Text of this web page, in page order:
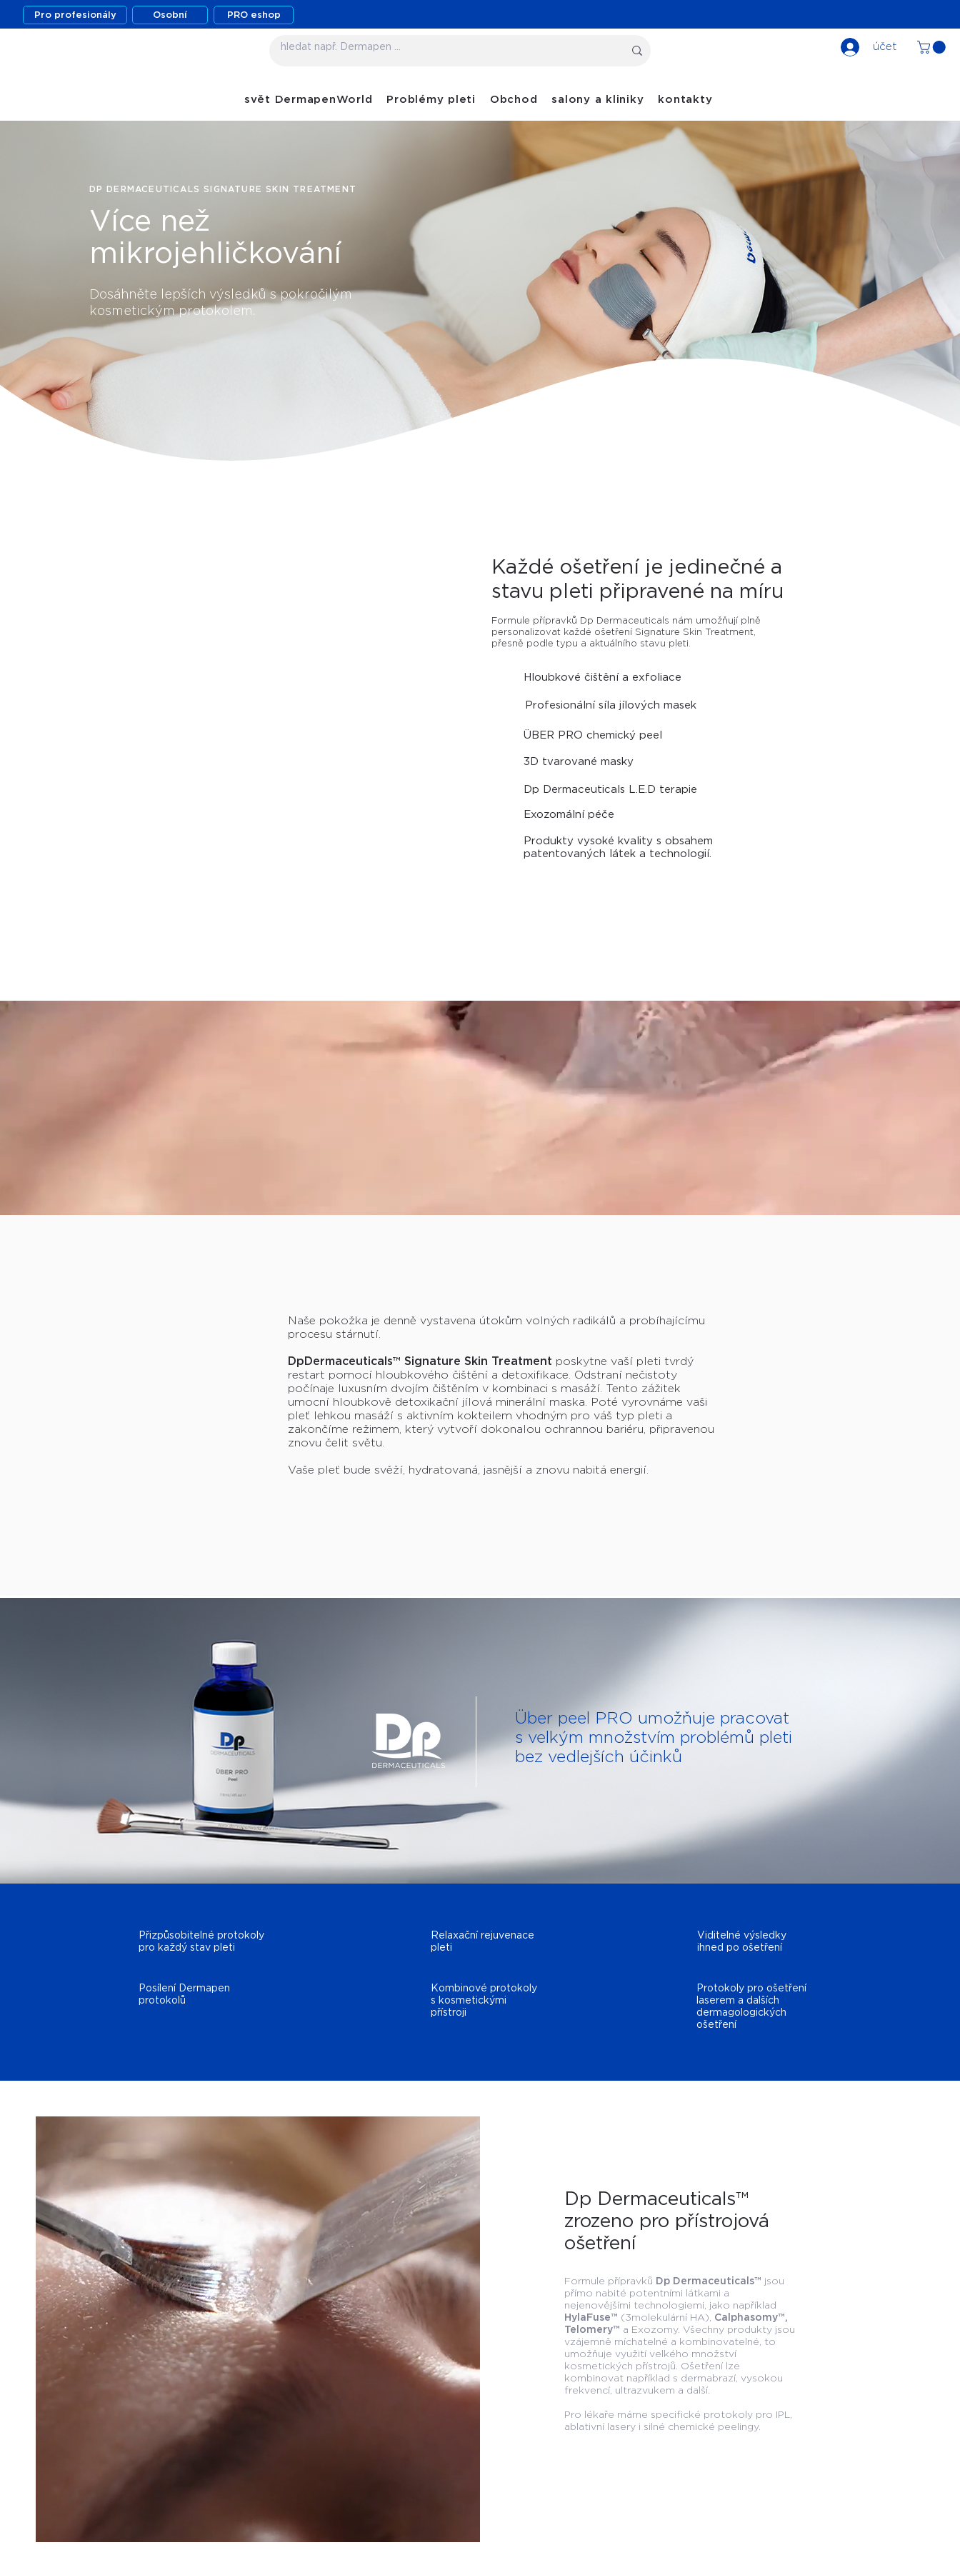
Pro profesionály Osobní PRO eshop
účet
svět DermapenWorld Problémy pleti Obchod salony a kliniky kontakty
DP DERMACEUTICALS SIGNATURE SKIN TREATMENT
Více než
mikrojehličkování
Dosáhněte lepších výsledků s pokročilým
kosmetickým protokolem.
Každé ošetření je jedinečné a
stavu pleti připravené na míru
Formule přípravků Dp Dermaceuticals nám umožňují plně
personalizovat každé ošetření Signature Skin Treatment,
přesně podle typu a aktuálního stavu pleti.
Hloubkové čištění a exfoliace
Profesionální síla jílových masek
ÜBER PRO chemický peel
3D tvarované masky
Dp Dermaceuticals L.E.D terapie
Exozomální péče
Produkty vysoké kvality s obsahem
patentovaných látek a technologií.
Naše pokožka je denně vystavena útokům volných radikálů a probíhajícímu
procesu stárnutí.
DpDermaceuticals™ Signature Skin Treatment poskytne vaší pleti tvrdý
restart pomocí hloubkového čištění a detoxifikace. Odstraní nečistoty
počínaje luxusním dvojím čištěním v kombinaci s masáží. Tento zážitek
umocní hloubkově detoxikační jílová minerální maska. Poté vyrovnáme vaši
pleť lehkou masáží s aktivním kokteilem vhodným pro váš typ pleti a
zakončíme režimem, který vytvoří dokonalou ochrannou bariéru, připravenou
znovu čelit světu.
Vaše pleť bude svěží, hydratovaná, jasnější a znovu nabitá energií.
Über peel PRO umožňuje pracovat
s velkým množstvím problémů pleti
bez vedlejších účinků
Přizpůsobitelné protokoly
pro každý stav pleti
Posílení Dermapen
protokolů
Relaxační rejuvenace
pleti
Kombinové protokoly
s kosmetickými
přístroji
Viditelné výsledky
ihned po ošetření
Protokoly pro ošetření
laserem a dalších
dermagologických
ošetření
Dp Dermaceuticals™
zrozeno pro přístrojová
ošetření
Formule přípravků Dp Dermaceuticals™ jsou
přímo nabité potentními látkami a
nejenovějšími technologiemi, jako například
HylaFuse ™ (3molekulární HA), Calphasomy™,
Telomery™ a Exozomy. Všechny produkty jsou
vzájemně míchatelné a kombinovatelné, to
umožňuje využití velkého množství
kosmetických přístrojů. Ošetření lze
kombinovat například s dermabrazí, vysokou
frekvencí, ultrazvukem a další.
Pro lékaře máme specifické protokoly pro IPL,
ablativní lasery i silné chemické peelingy.